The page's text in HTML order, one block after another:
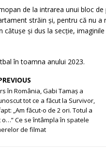
de la intrarea unui bloc
străin și, pentru că nu
cătușe și dus la secție,
în toamna anului 2023.
în România, Gabi Tamaș a
tot ce a făcut la Survivor,
„Am făcut-o de 2 ori. Totul a
Ce se întâmpla în spatele
de filmat